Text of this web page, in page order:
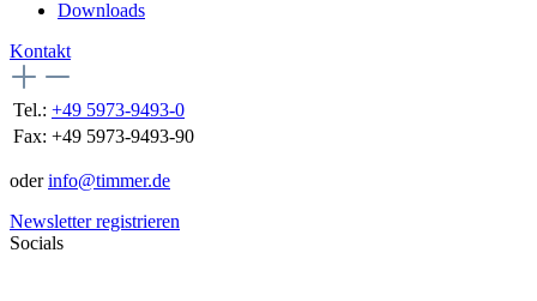
Downloads
Kontakt
Tel.: +49 5973-9493-0
Fax: +49 5973-9493-90
oderinfo@timmer.de
Newsletter registrieren
Socials